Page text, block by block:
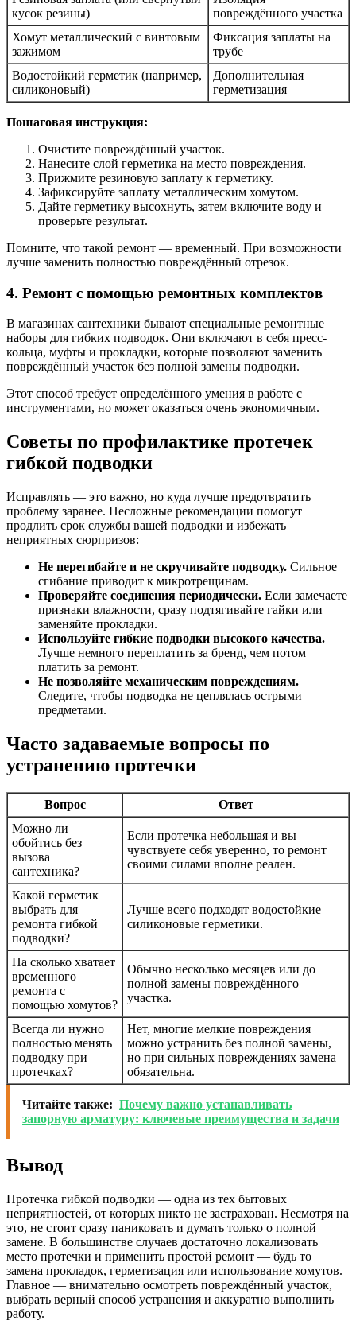
кусок резины)
повреждённого участка
Хомут металлический с винтовым
зажимом
Фиксация заплаты на
трубе
Водостойкий герметик (например,
силиконовый)
Дополнительная
герметизация
Пошаговая инструкция:
Очистите повреждённый участок.
Нанесите слой герметика на место повреждения.
Прижмите резиновую заплату к герметику.
Зафиксируйте заплату металлическим хомутом.
Дайте герметику высохнуть, затем включите воду и
проверьте результат.
Помните, что такой ремонт — временный. При возможности
лучше заменить полностью повреждённый отрезок.
4. Ремонт с помощью ремонтных комплектов
В магазинах сантехники бывают специальные ремонтные
наборы для гибких подводок. Они включают в себя пресс-
кольца, муфты и прокладки, которые позволяют заменить
повреждённый участок без полной замены подводки.
Этот способ требует определённого умения в работе с
инструментами, но может оказаться очень экономичным.
Советы по профилактике протечек
гибкой подводки
Исправлять — это важно, но куда лучше предотвратить
проблему заранее. Несложные рекомендации помогут
продлить срок службы вашей подводки и избежать
неприятных сюрпризов:
Не перегибайте и не скручивайте подводку. Сильное
сгибание приводит к микротрещинам.
Проверяйте соединения периодически. Если замечаете
признаки влажности, сразу подтягивайте гайки или
заменяйте прокладки.
Используйте гибкие подводки высокого качества.
Лучше немного переплатить за бренд, чем потом
платить за ремонт.
Не позволяйте механическим повреждениям.
Следите, чтобы подводка не цеплялась острыми
предметами.
Часто задаваемые вопросы по
устранению протечки
Вопрос
Ответ
Можно ли
обойтись без
вызова
сантехника?
Если протечка небольшая и вы
чувствуете себя уверенно, то ремонт
своими силами вполне реален.
Какой герметик
выбрать для
ремонта гибкой
подводки?
Лучше всего подходят водостойкие
силиконовые герметики.
На сколько хватает
временного
ремонта с
помощью хомутов?
Обычно несколько месяцев или до
полной замены повреждённого
участка.
Всегда ли нужно
полностью менять
подводку при
протечках?
Нет, многие мелкие повреждения
можно устранить без полной замены,
но при сильных повреждениях замена
обязательна.
Читайте также: Почему важно устанавливать
запорную арматуру: ключевые преимущества и задачи
Вывод
Протечка гибкой подводки — одна из тех бытовых
неприятностей, от которых никто не застрахован. Несмотря на
это, не стоит сразу паниковать и думать только о полной
замене. В большинстве случаев достаточно локализовать
место протечки и применить простой ремонт — будь то
замена прокладок, герметизация или использование хомутов.
Главное — внимательно осмотреть повреждённый участок,
выбрать верный способ устранения и аккуратно выполнить
работу.